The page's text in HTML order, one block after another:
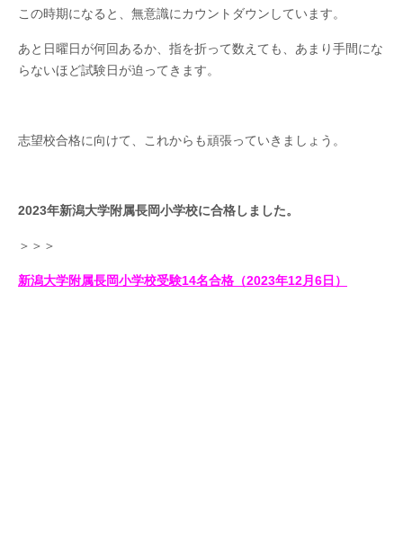
この時期になると、無意識にカウントダウンしています。
あと日曜日が何回あるか、指を折って数えても、あまり手間にな
らないほど試験日が迫ってきます。
志望校合格に向けて、これからも頑張っていきましょう。
2023年新潟大学附属長岡小学校に合格しま した。
＞＞＞
新潟大学附属長岡小学校受験14名合格（2023年12月6日）